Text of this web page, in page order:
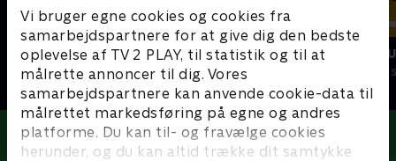
Vi bruger egne cookies og cookies fra
samarbejdspartnere for at give dig den bedste
oplevelse af TV 2 PLAY, til statistik og til at
målrette annoncer til dig. Vores
samarbejdspartnere kan anvende cookie-data til
målrettet markedsføring på egne og andres
platforme. Du kan til- og fravælge cookies
herunder, og du kan altid trække dit samtykke
Oddbods
Børneserier • 1 sæsoner
Miniteve:
Børneserier •